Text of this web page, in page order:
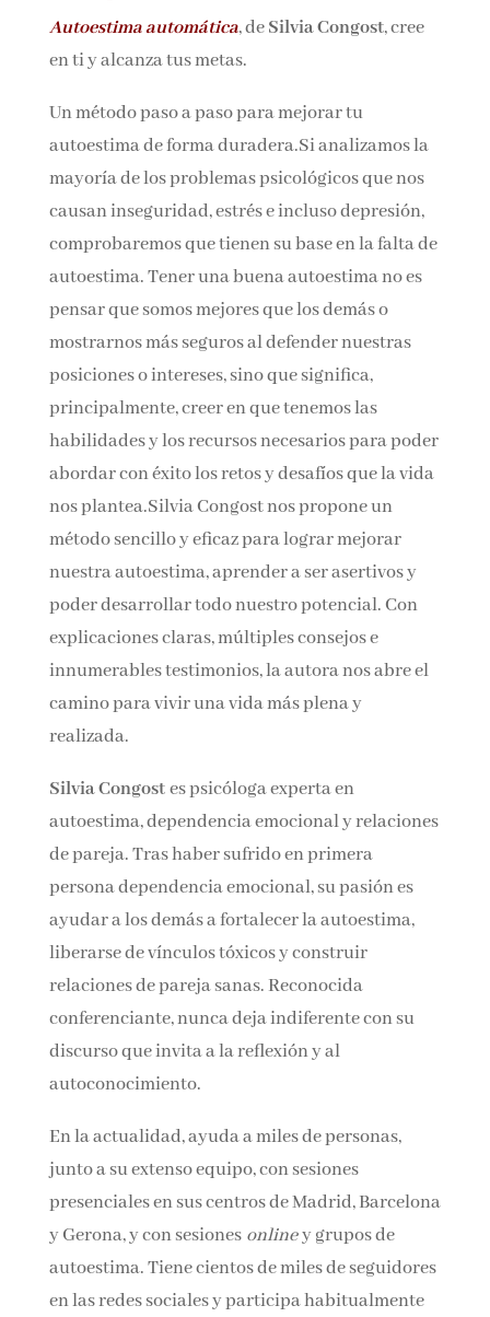
Autoestima automática, deSilvia Congost, cree
en ti y alcanza tus metas.
Un método paso a paso para mejorar tu
autoestima de forma duradera.Si analizamos
la mayoría de los problemas psicológicos que
nos causan inseguridad, estrés e incluso
depresión, comprobaremos que tienen su base
en la falta de autoestima. Tener una buena
autoestima no es pensar que somos mejores
que los demás o mostrarnos más seguros al
defender nuestras posiciones o intereses, sino
que significa, principalmente, creer en que
tenemos las habilidades y los recursos
necesarios para poder abordar con éxito los
retos y desafíos que la vida nos plantea.Silvia
Congost nos propone un método sencillo y
eficaz para lograr mejorar nuestra autoestima,
aprender a ser asertivos y poder desarrollar
todo nuestro potencial. Con explicaciones
claras, múltiples consejos e innumerables
testimonios, la autora nos abre el camino para
vivir una vida más plena y realizada.
Silvia Congostes psicóloga experta en
autoestima, dependencia emocional y
relaciones de pareja. Tras haber sufrido en
primera persona dependencia emocional, su
pasión es ayudar a los demás a fortalecer la
autoestima, liberarse de vínculos tóxicos y
construir relaciones de pareja sanas.
Reconocida conferenciante, nunca deja
indiferente con su discurso que invita a la
reflexión y al autoconocimiento.
En la actualidad, ayuda a miles de personas,
junto a su extenso equipo, con sesiones
presenciales en sus centros de Madrid,
Barcelona y Gerona, y con sesionesonliney
grupos de autoestima. Tiene cientos de miles
de seguidores en las redes sociales y participa
Por favor, acepta lostérminos y condiciones